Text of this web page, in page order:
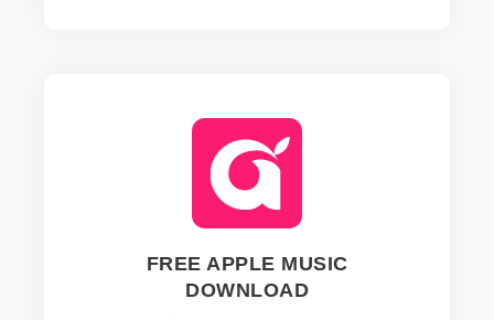
FREE APPLE MUSIC
DOWNLOAD